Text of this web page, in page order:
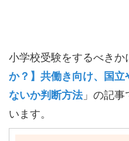
小学校受験をするべきか
か？】共働き向け、国立
ないか判断方法」の記事
います。